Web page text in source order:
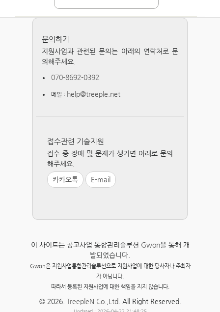
문의하기
지원사업과 관련된 문의는 아래의 연락처로 문
의해주세요.
070-8692-0392
메일 : help@treeple.net
접수관련 기술지원
접수 중 장애 및 문제가 생기면 아래로 문의
해주세요.
카카오톡
E-mail
이 사이트는 공고사업 통합관리솔루션 Gwon을 통해 개
발되었습니다.
Gwon은 지원사업통합관리솔루션으로 지원사업에 대한 당사자나 주최자
가 아닙니다.
따라서 등록된 지원사업에 대한 책임을 지지 않습니다.
© 2026. TreepleN Co.,Ltd. All Right Reserved.